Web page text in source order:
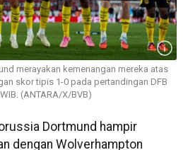
merayakan kemenangan mereka atas
skor tipis 1-0 pada pertandingan DFB
(ANTARA/X/BVB)
Dortmund hampir
dengan Wolverhampton